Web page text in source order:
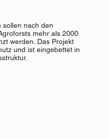
sollen nach den
mehr als 2000
werden. Das Projekt
und ist eingebettet in